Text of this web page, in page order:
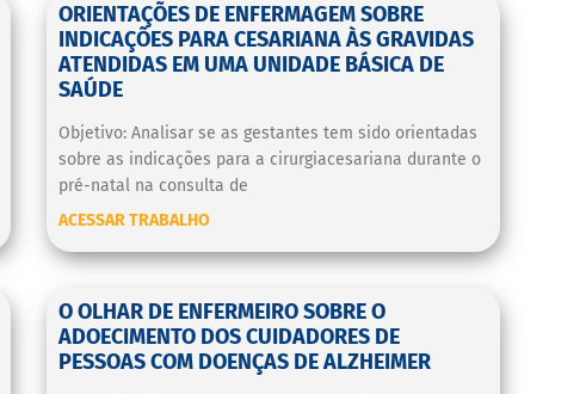
ORIENTAÇÕES DE ENFERMAGEM SOBRE
INDICAÇÕES PARA CESARIANA ÀS GRAVIDAS
ATENDIDAS EM UMA UNIDADE BÁSICA DE
SAÚDE
Objetivo: Analisar se as gestantes tem sido orientadas
sobre as indicações para a cirurgiacesariana durante o
pré-natal na consulta de
ACESSAR TRABALHO
O OLHAR DE ENFERMEIRO SOBRE O
ADOECIMENTO DOS CUIDADORES DE
PESSOAS COM DOENÇAS DE ALZHEIMER